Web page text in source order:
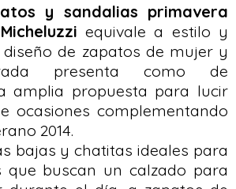
y sandalias primavera
Micheluzzi equivale a estilo y
de zapatos de mujer y
presenta como de
amplia propuesta para lucir
ocasiones complementando
2014.
bajas y chatitas ideales para
que buscan un calzado para